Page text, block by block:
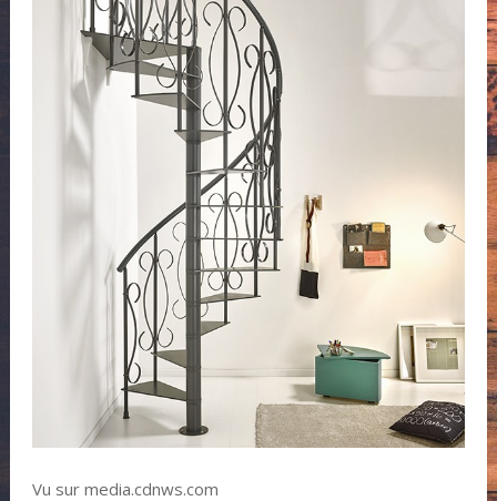
Vu sur media.cdnws.com